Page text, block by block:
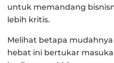
untuk memandang
lebih kritis.
Melihat betapa mudahnya
hebat ini bertukar